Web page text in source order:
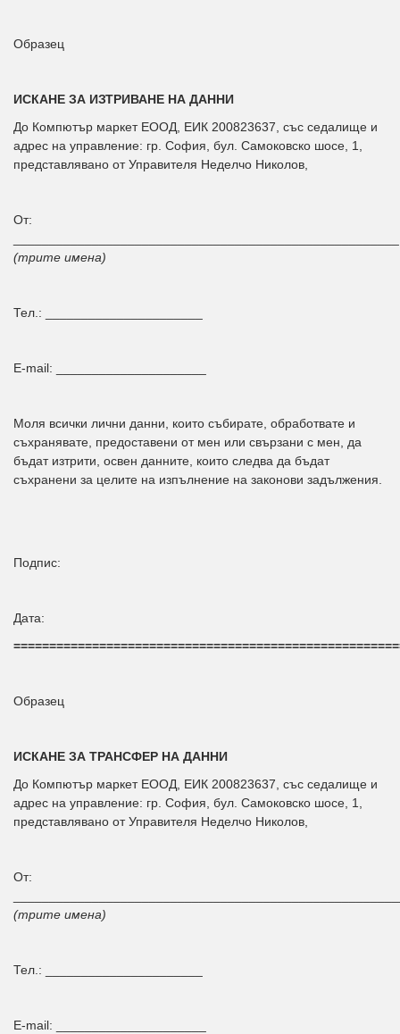
Образец
ИСКАНЕ ЗА ИЗТРИВАНЕ НА ДАННИ
До Компютър маркет ЕООД, ЕИК 200823637, със седалище и
адрес на управление: гр. София, бул. Самоковско шосе, 1,
представлявано от Управителя Неделчо Николов,
От:
(трите имена)
Тел.: ______________________
E-mail: _____________________
Моля всички лични данни, които събирате, обработвате и
съхранявате, предоставени от мен или свързани с мен, да
бъдат изтрити, освен данните, които следва да бъдат
съхранени за целите на изпълнение на законови задължения.
Подпис:
Дата:
Образец
ИСКАНЕ ЗА ТРАНСФЕР НА ДАННИ
До Компютър маркет ЕООД, ЕИК 200823637, със седалище и
адрес на управление: гр. София, бул. Самоковско шосе, 1,
представлявано от Управителя Неделчо Николов,
От:
(трите имена)
Тел.: ______________________
E-mail: _____________________